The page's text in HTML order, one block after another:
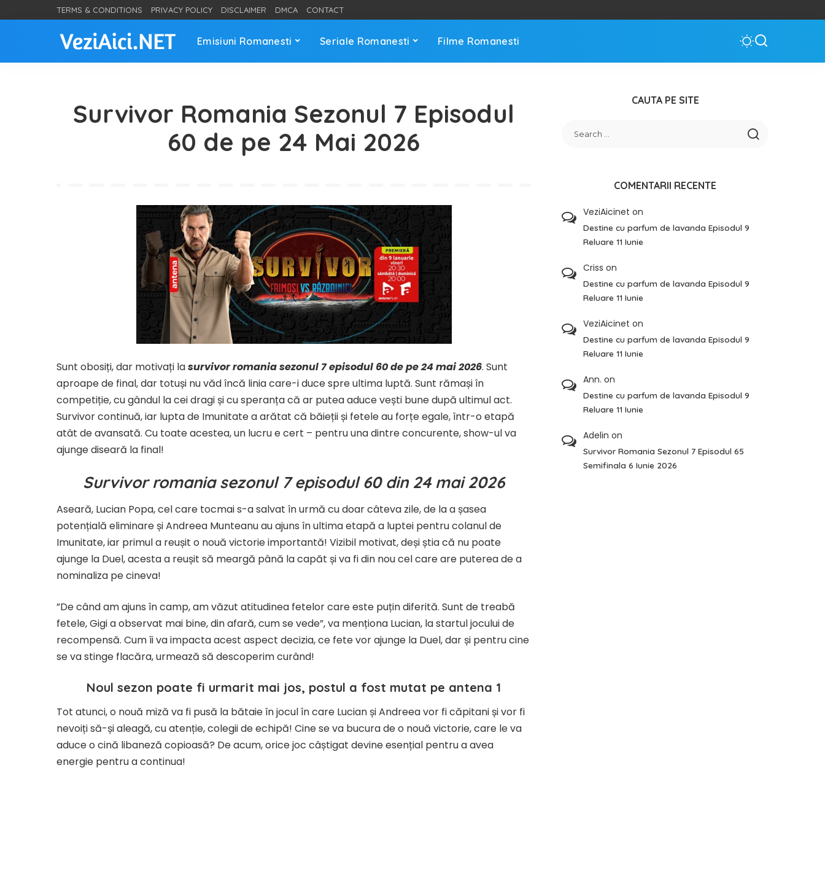
TERMS & CONDITIONS PRIVACY POLICY DISCLAIMER DMCA CONTACT
Emisiuni Romanesti Seriale Romanesti Filme Romanesti
Survivor Romania Sezonul 7 Episodul
60 de pe 24 Mai 2026
Sunt obosiți, dar motivați lasurvivor romania sezonul 7 episodul 60 de pe 24 mai 2026. Sunt
aproape de final, dar totuși nu văd încă linia care-i duce spre ultima luptă. Sunt rămași în
competiție, cu gândul la cei dragi și cu speranța că ar putea aduce vești bune după ultimul act.
Survivor continuă, iar lupta de Imunitate a arătat că băieții și fetele au forțe egale, într-o etapă
atât de avansată. Cu toate acestea, un lucru e cert – pentru una dintre concurente, show-ul va
ajunge diseară la final!
Survivor romania sezonul 7 episodul 60 din 24 mai 2026
Aseară, Lucian Popa, cel care tocmai s-a salvat în urmă cu doar câteva zile, de la a șasea
potențială eliminare și Andreea Munteanu au ajuns în ultima etapă a luptei pentru colanul de
Imunitate, iar primul a reușit o nouă victorie importantă! Vizibil motivat, deși știa că nu poate
ajunge la Duel, acesta a reușit să meargă până la capăt și va fi din nou cel care are puterea de a
nominaliza pe cineva!
”De când am ajuns în camp, am văzut atitudinea fetelor care este puțin diferită. Sunt de treabă
fetele, Gigi a observat mai bine, din afară, cum se vede”, va menționa Lucian, la startul jocului de
recompensă. Cum îi va impacta acest aspect decizia, ce fete vor ajunge la Duel, dar și pentru cine
se va stinge flacăra, urmează să descoperim curând!
Noul sezon poate fi urmarit mai jos, postul a fost mutat pe antena 1
Tot atunci, o nouă miză va fi pusă la bătaie în jocul în care Lucian și Andreea vor fi căpitani și vor fi
nevoiți să-și aleagă, cu atenție, colegii de echipă! Cine se va bucura de o nouă victorie, care le va
aduce o cină libaneză copioasă? De acum, orice joc câștigat devine esențial pentru a avea
energie pentru a continua!
CAUTA PE SITE
COMENTARII RECENTE
VeziAicinet on
Destine cu parfum de lavanda Episodul 9
Reluare 11 Iunie
Criss on
Destine cu parfum de lavanda Episodul 9
Reluare 11 Iunie
VeziAicinet on
Destine cu parfum de lavanda Episodul 9
Reluare 11 Iunie
Ann. on
Destine cu parfum de lavanda Episodul 9
Reluare 11 Iunie
Adelin on
Survivor Romania Sezonul 7 Episodul 65
Semifinala 6 Iunie 2026